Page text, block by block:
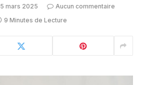
5 mars 2025
Aucun commentaire
9 Minutes de Lecture